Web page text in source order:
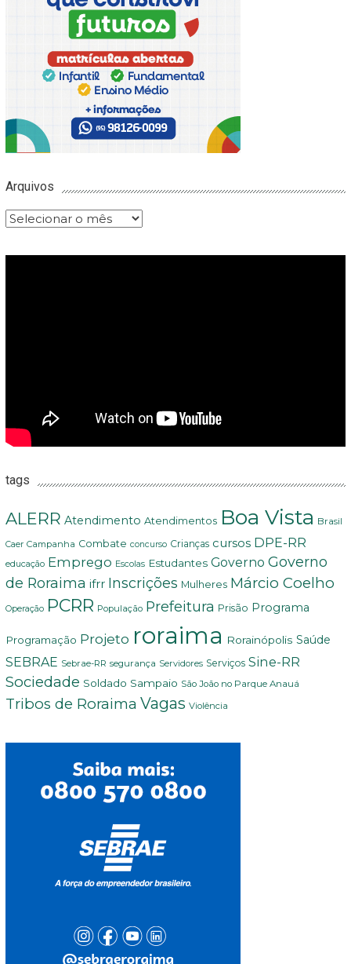
Arquivos
Arquivos
tags
ALERR Atendimento Atendimentos Boa Vista Brasil
Caer Campanha Combate concurso Crianças cursos DPE-RR
educação Emprego Escolas Estudantes Governo Governo
de Roraima ifrr Inscrições Mulheres Márcio Coelho
Operação PCRR População Prefeitura Prisão Programa
Programação Projeto roraima Rorainópolis Saúde
SEBRAE Sebrae-RR segurança Servidores Serviços Sine-RR
Sociedade Soldado Sampaio São João no Parque Anauá
Tribos de Roraima Vagas Violência